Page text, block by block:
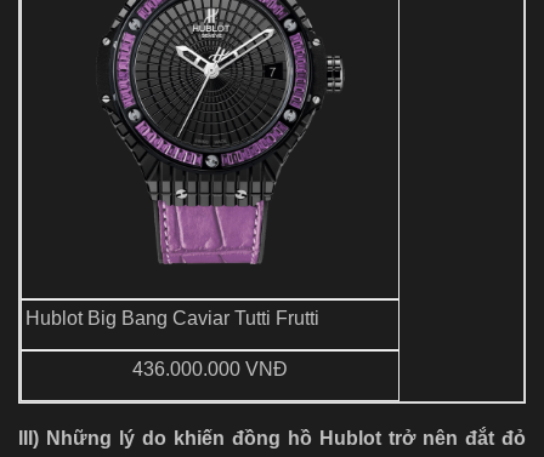
Hublot Big Bang Caviar Tutti Frutti
436.000.000 VNĐ
III) Những lý do khiến đồng hồ Hublot trở nên đắt đỏ